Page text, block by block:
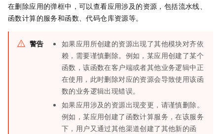
在删除应用的弹框中，可以查看应用涉及的资源，包括流水线、
函数计算的服务和函数、代码仓库资源等。
警告
如果应用所创建的资源出现了其他模块对齐依
赖，需要谨慎删除。例如，某应用创建了某个
函数，该函数在客户端或者其他业务逻辑中正
在使用，此时删除对应的资源会导致使用该函
数的业务逻辑出现错误。
如果应用涉及的资源出现变更，请谨慎删除。
例如，某应用创建了函数计算服务，在该服务
下，用户又通过其他渠道创建了其他新的函